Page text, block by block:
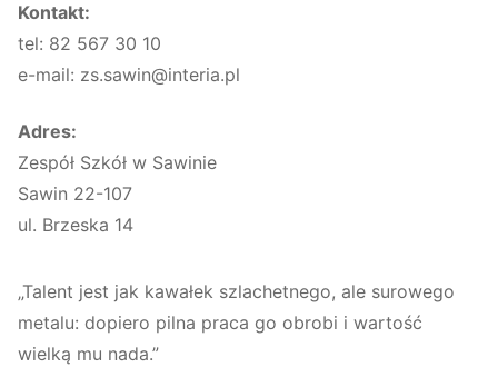
Kontakt:
tel: 82 567 30 10
e-mail: zs.sawin@interia.pl
Adres:
Zespół Szkół w Sawinie
Sawin 22-107
ul. Brzeska 14
„Talent jest jak kawałek szlachetnego, ale surowego
metalu: dopiero pilna praca go obrobi i wartość
wielką mu nada.”